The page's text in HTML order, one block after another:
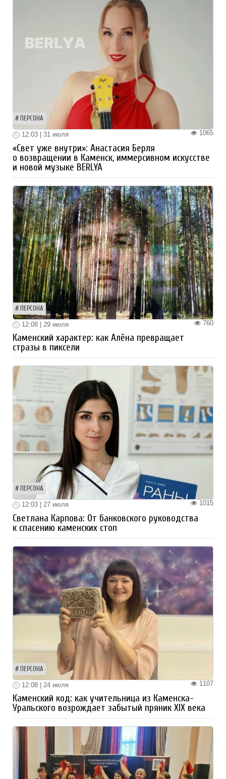
ПЕРСОНА
1065
12:03 | 31 июля
«Свет уже внутри»: Анастасия Берля
о возвращении в Каменск, иммерсивном искусстве
и новой музыке BERLYA
ПЕРСОНА
760
12:08 | 29 июля
Каменский характер: как Алёна превращает
стразы в пиксели
ПЕРСОНА
1015
12:03 | 27 июля
Светлана Карпова: От банковского руководства
к спасению каменских стоп
ПЕРСОНА
1107
12:08 | 24 июля
Каменский код: как учительница из Каменска-
Уральского возрождает забытый пряник XIX века